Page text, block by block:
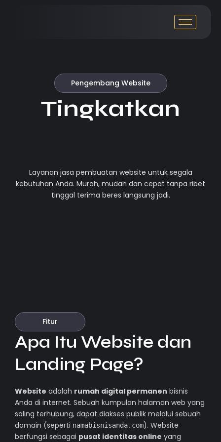
Pengembang Website
Tingkatkan
Layanan jasa pembuatan website untuk segala
kebutuhan Anda. Murah, mudah dan cepat tanpa ribet
tinggal terima beres langsung jadi.
Fitur
Apa Itu Website dan
Landing Page?
Website adalah rumah digital permanen bisnis
Anda di internet. Sebuah kumpulan halaman web yang
saling terhubung, dapat diakses publik melalui sebuah
domain (seperti namabisnisanda.com). Website
berfungsi sebagai pusat identitas online yang